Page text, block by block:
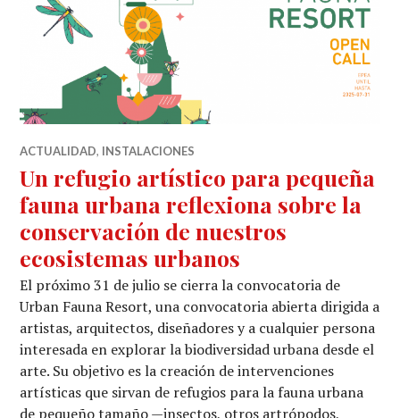
ACTUALIDAD, INSTALACIONES
Un refugio artístico para pequeña
fauna urbana reflexiona sobre la
conservación de nuestros
ecosistemas urbanos
El próximo 31 de julio se cierra la convocatoria de
Urban Fauna Resort, una convocatoria abierta dirigida a
artistas, arquitectos, diseñadores y a cualquier persona
interesada en explorar la biodiversidad urbana desde el
arte. Su objetivo es la creación de intervenciones
artísticas que sirvan de refugios para la fauna urbana
de pequeño tamaño —insectos, otros artrópodos,